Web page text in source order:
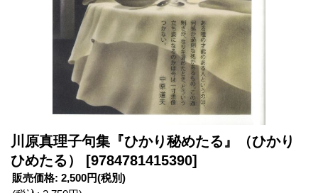
川原真理子句集『ひかり秘めたる』（ひかり
ひめたる）
[9784781415390]
販売価格: 2,500円(税別)